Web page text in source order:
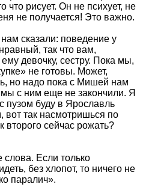
что рисует. Он не психует, не
не получается! Это важно.
сказали: поведение у
так что вам,
девочку, сестру. Пока мы,
не готовы. Может,
но надо пока с Мишей нам
с ним еще не закончили. Я
пузом буду в Ярославль
вот так насмотришься по
второго сейчас рожать?
слова. Если только
без хлопот, то ничего не
паралич».